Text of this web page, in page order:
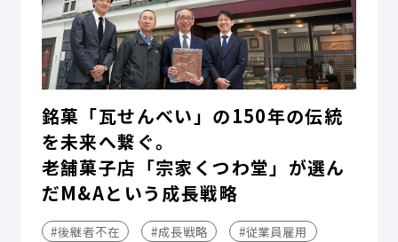
銘菓「瓦せんべい」の150年の伝統
を未来へ繋ぐ。
老舗菓子店「宗家くつわ堂」が選ん
だM&Aという成長戦略
#後継者不在 #成長戦略 #従業員雇用